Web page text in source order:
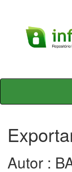
Skip
Autor :